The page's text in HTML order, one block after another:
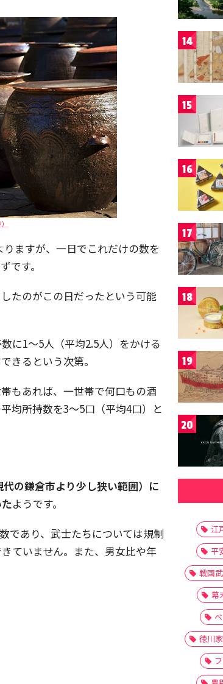
ますが、一日でこれだけの数を
です。
たのがこの日だったという可能
に1～5人（平均2.5人）をかける
きるという次第。
もあれば、一世帯で何口もの酒
均所持数を3～5口（平均4口）と
の鎌倉市より少し狭い範囲）に
ようです。
であり、武士たちについては規制
ていません。また、男女比や年
14
15
16
17
18
19
20
江
平
戦国
幕
徳川